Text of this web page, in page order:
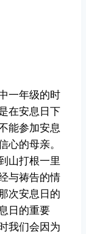
一年级的时
在安息日下
能参加安息
心的母亲。
山打根一里
与祷告的情
次安息日的
日的重要
我们会因为